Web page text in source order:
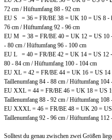
72 cm / Hüftumfang 88 - 92 cm
EU S = 36 = FR/BE 38 = UK 10 = US 8 -
76 cm / Hüftumfang 92 - 96 cm
EU M = 38 = FR/BE 40 = UK 12 = US 10
- 80 cm / Hüftumfang 96 - 100 cm
EU L = 40 = FR/BE 42 = UK 14 = US 12
80 - 84 cm / Hüftumfang 100 - 104 cm
EU XL = 42 = FR/BE 44 = UK 16 = US 14
Taillenumfang 84 - 88 cm / Hüftumfang 104
EU XXL = 44 = FR/BE 46 = UK 18 = US
Taillenumfang 88 - 92 cm / Hüftumfang 108
EU XXXL = 46 = FR/BE 48 = UK 20 =
Taillenumfang 92 - 96 cm / Hüftumfang 112
Solltest du genau zwischen zwei Größen